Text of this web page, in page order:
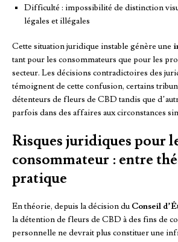
Difficulté : impossibilité de distinction
légales et illégales
Cette situation juridique instable génère une
tant pour les consommateurs que pour les
secteur. Les décisions contradictoires des
témoignent de cette confusion, certains
détenteurs de fleurs de CBD tandis que
parfois dans des affaires aux circonstances
Risques juridiques pour
consommateur : entre
pratique
En théorie, depuis la décision duConseil
la détention de fleurs de CBD à des fins de
personnelle ne devrait plus constituer une